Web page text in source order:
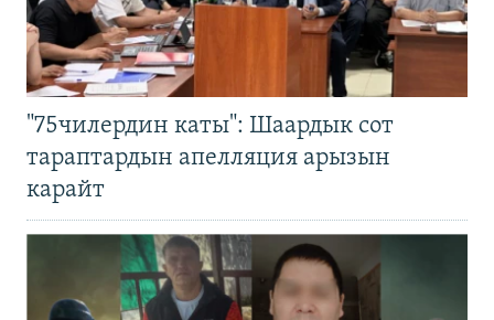
"75чилердин каты": Шаардык сот
тараптардын апелляция арызын
карайт